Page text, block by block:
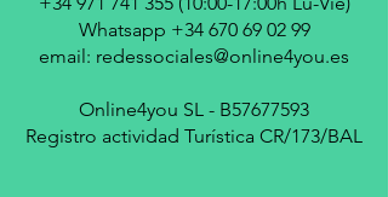
Whatsapp +34 670 69 02 99
email: redessociales@online4you.es
Online4you SL - B57677593
Registro actividad Turística CR/173/BAL